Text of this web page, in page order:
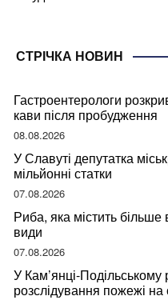
СТРІЧКА НОВИН
Гастроентерологи
кави після пробудження
08.08.2026
У Славуті депутатка
мільйонні статки
07.08.2026
Риба, яка містить більше
види
07.08.2026
У Кам’янці-
розслідування пожежі на